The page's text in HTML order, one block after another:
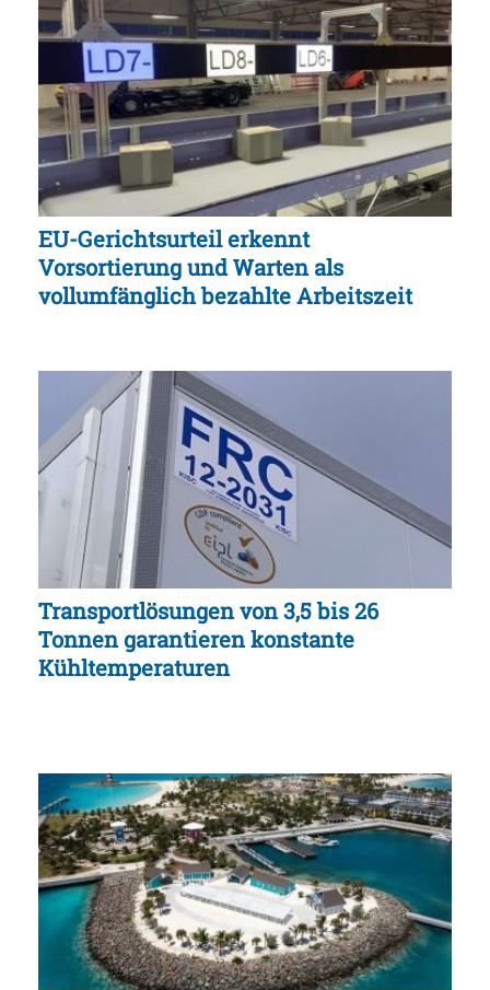
EU-Gerichtsurteil erkennt
Vorsortierung und Warten als
vollumfänglich bezahlte Arbeitszeit
Transportlösungen von 3,5 bis 26
Tonnen garantieren konstante
Kühltemperaturen